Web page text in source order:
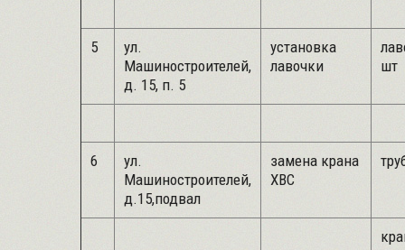
5
ул.
Машиностроителей,
д. 15, п. 5
установка
лавочки
шт
6
ул.
Машиностроителей,
д.15,подвал
замена крана
ХВС